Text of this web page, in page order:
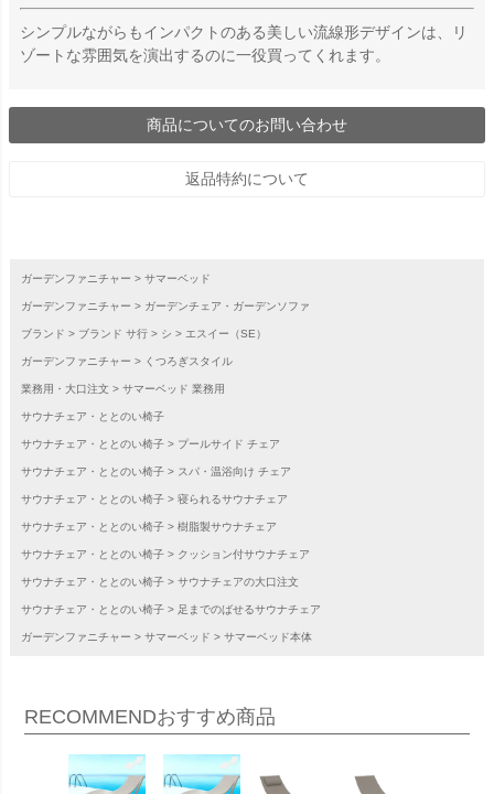
シンプルながらもインパクトのある美しい流線形デザインは、リ
ゾートな雰囲気を演出するのに一役買ってくれます。
商品についてのお問い合わせ
返品特約について
ガーデンファニチャー サマーベッド
ガーデンファニチャー ガーデンチェア・ガーデンソファ
ブランド ブランド サ行 シ エスイー（SE）
ガーデンファニチャー くつろぎスタイル
業務用・大口注文 サマーベッド 業務用
サウナチェア・ととのい椅子
サウナチェア・ととのい椅子 プールサイド チェア
サウナチェア・ととのい椅子 スパ・温浴向け チェア
サウナチェア・ととのい椅子 寝られるサウナチェア
サウナチェア・ととのい椅子 樹脂製サウナチェア
サウナチェア・ととのい椅子 クッション付サウナチェア
サウナチェア・ととのい椅子 サウナチェアの大口注文
サウナチェア・ととのい椅子 足までのばせるサウナチェア
ガーデンファニチャー サマーベッド サマーベッド本体
RECOMMENDおすすめ商品